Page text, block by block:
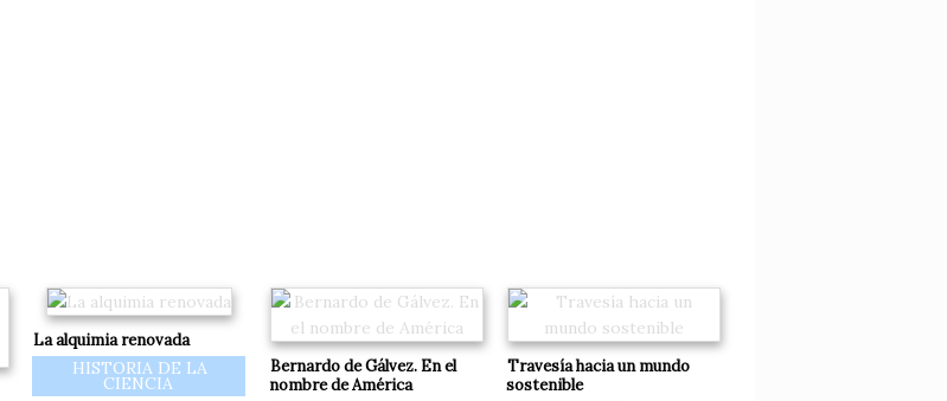
La alquimia renovada
HISTORIA DE LA
CIENCIA
Bernardo de Gálvez. En el
nombre de América
Travesía hacia un mundo
sostenible